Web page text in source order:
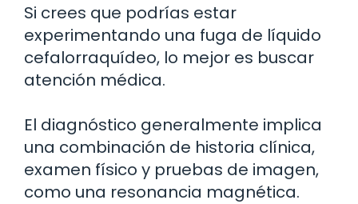
Si crees que podrías estar
experimentando una fuga de líquido
cefalorraquídeo, lo mejor es buscar
atención médica.
El diagnóstico generalmente implica
una combinación de historia clínica,
examen físico y pruebas de imagen,
como una resonancia magnética.